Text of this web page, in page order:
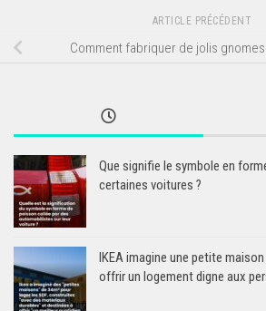
ARTICLE PRÉCÉDENT
Comment fabriquer de jolis
Que signifie le symbole en
certaines voitures ?
IKEA imagine une petite
offrir un logement digne aux